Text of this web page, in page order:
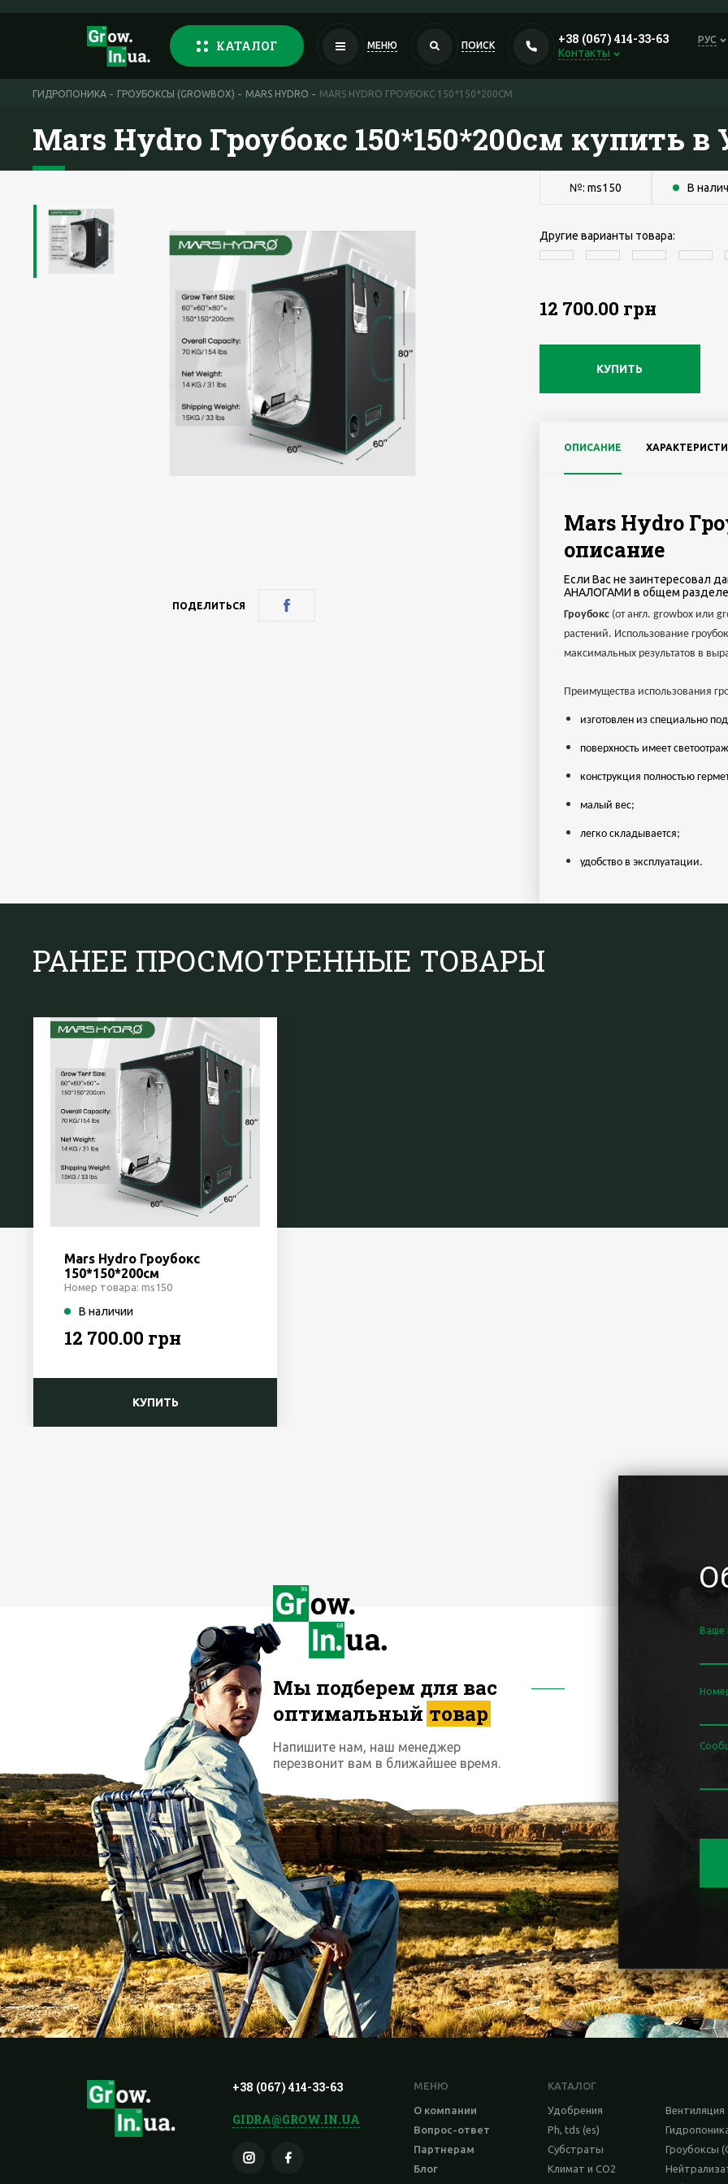
КАТАЛОГ МЕНЮ ПОИСК +38 (067) 414-33-63
Контакты
РУС
ГИДРОПОНИКА ГРОУБОКСЫ (GROWBOX) MARS HYDRO MARS HYDRO ГРОУБОКС 150*150*200СМ
Mars Hydro Гроубокс 150*150*200см купить в
ПОДЕЛИТЬСЯ
№: ms150 В
Другие варианты товара:
12 700.00 грн
КУПИТЬ
ОПИСАНИЕ
Mars Hydro
описание
Если Вас не заинтересовал
АНАЛОГАМИ в общем
Гроубокс(от англ. growbox или
растений. Использование
максимальных результатов в
Преимущества использования
изготовлен из специально
поверхность имеет
конструкция полностью
малый вес;
легко складывается;
удобство в эксплуатации.
РАНЕЕ ПРОСМОТРЕННЫЕ ТОВАРЫ
Mars Hydro Гроубокс
150*150*200см
Номер товара: ms150
В наличии
12 700.00 грн
КУПИТЬ
Ваше
Мы подберем для вас
оптимальный товар
Напишите нам, наш менеджер
перезвонит вам в ближайшее время.
+38 (067) 414-33-63
GIDRA@GROW.IN.UA
МЕНЮ
О компании
Вопрос-ответ
Партнерам
Блог
КАТАЛОГ
Удобрения Вентиляция
Ph, tds (es)
Субстраты
Гроубоксы
Климат и CO2